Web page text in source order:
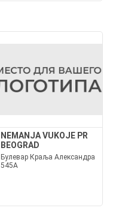
NEMANJA VUKOJE PR
BEOGRAD
Булевар Краља Александра
545А